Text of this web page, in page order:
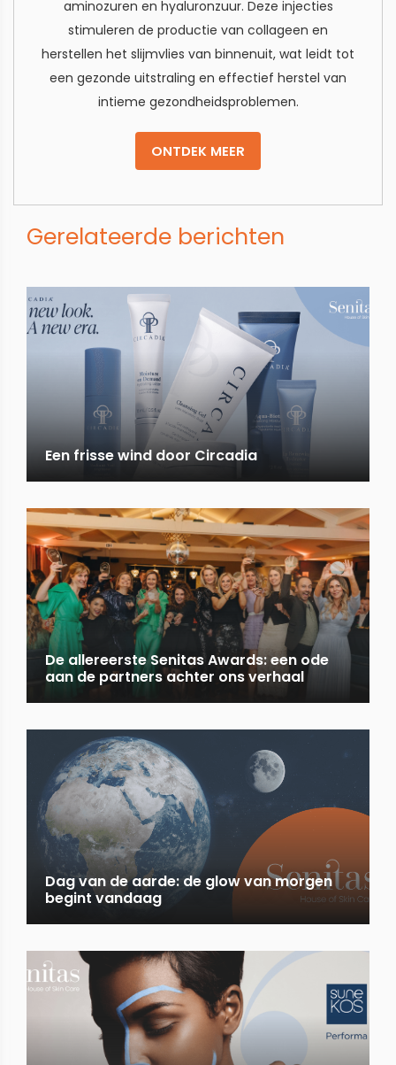
aminozuren en hyaluronzuur. Deze injecties
stimuleren de productie van collageen en
herstellen het slijmvlies van binnenuit, wat leidt tot
een gezonde uitstraling en effectief herstel van
intieme gezondheidsproblemen.
ONTDEK MEER
Gerelateerde berichten
Een frisse wind door Circadia
De allereerste Senitas Awards: een ode
aan de partners achter ons verhaal
Dag van de aarde: de glow van morgen
begint vandaag